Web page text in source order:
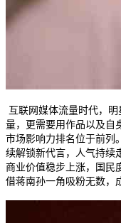
互联网媒体流量时代，
量，更需要用作品以及自
市场影响力排名位于前列
续解锁新代言，人气持续
商业价值稳步上涨，国民
借蒋南孙一角吸粉无数，